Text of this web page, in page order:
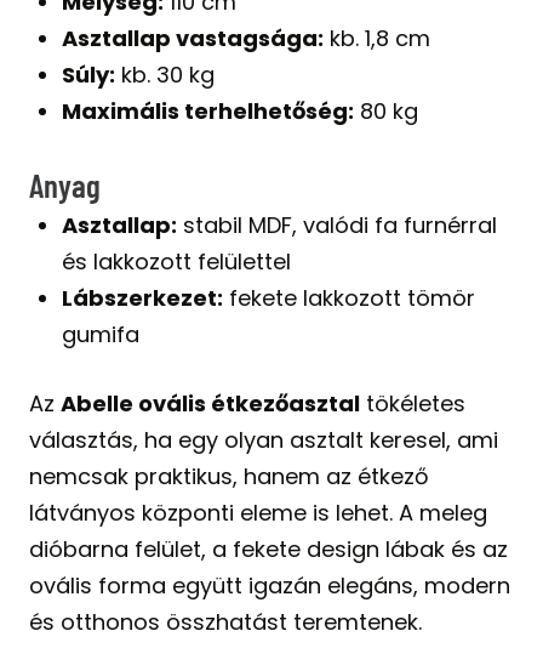
Asztallap vastagsága: kb. 1,8 cm
Súly: kb. 30 kg
Maximális terhelhetőség: 80 kg
Anyag
Asztallap: stabil MDF, valódi fa furnérral
és lakkozott felülettel
Lábszerkezet: fekete lakkozott tömör
gumifa
Az Abelle ovális étkezőasztal tökéletes
választás, ha egy olyan asztalt keresel, ami
nemcsak praktikus, hanem az étkező
látványos központi eleme is lehet. A meleg
dióbarna felület, a fekete design lábak és az
ovális forma együtt igazán elegáns, modern
és otthonos összhatást teremtenek.